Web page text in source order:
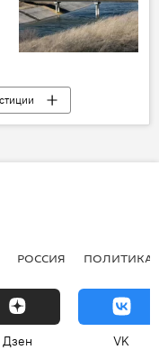
РОССИЯ ПОЛИТИКА
Дзен VK